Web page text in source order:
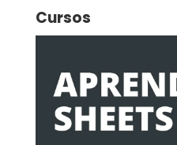
Cursos